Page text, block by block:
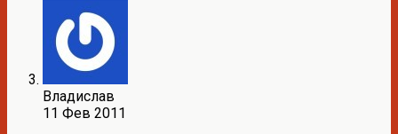
Владислав
11 Фев 2011